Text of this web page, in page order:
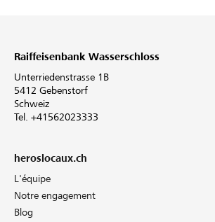
Raiffeisenbank Wasserschloss
Unterriedenstrasse 1B
5412 Gebenstorf
Schweiz
Tel. +41562023333
heroslocaux.ch
L'équipe
Notre engagement
Blog